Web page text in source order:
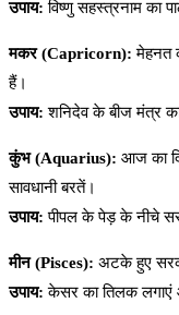
उपाय: विष्णु सहस्त्रनाम का
मकर (Capricorn):मेहनत
हैं।
उपाय:शनिदेव के बीज मंत्र
कुंभ (Aquarius): आज का
सावधानी बरतें।
उपाय:पीपल के पेड़ के नीचे
मीन (Pisces): अटके हुए
उपाय:केसर का तिलक